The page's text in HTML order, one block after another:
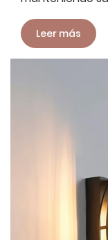
Leer más